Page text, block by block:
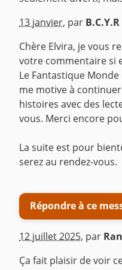
^
13 janvier, par B.C.Y.R
Chère Elvira, je vous
votre commentaire si
Le Fantastique
me motive à
histoires avec des
vous. Merci encore
‎La suite est pour
serez au rendez-vous.
Répondre à ce
12 juillet 2025, par
Ça fait plaisir de voir